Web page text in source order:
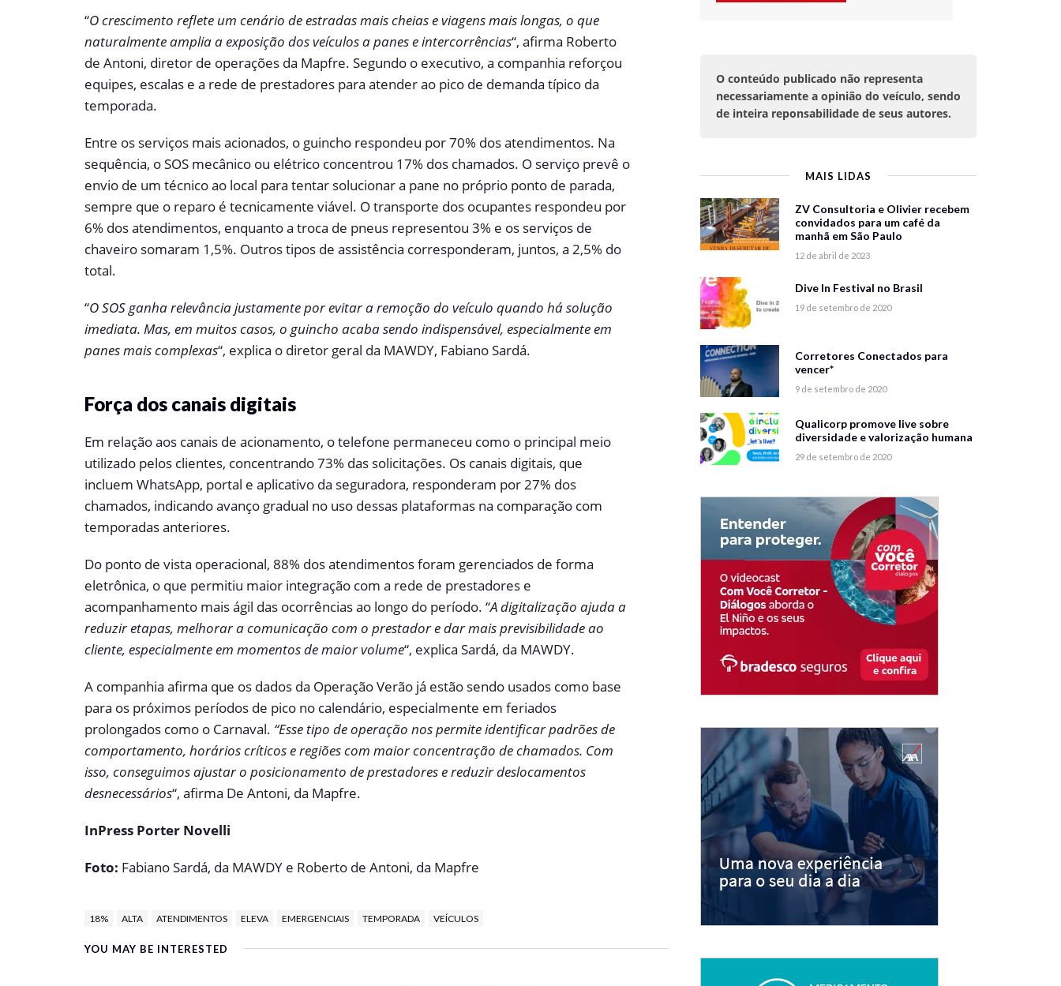
“O crescimento reflete um cenário de estradas mais cheias e viagens mais longas, o que
naturalmente amplia a exposição dos veículos a panes e intercorrências“, afirma Roberto
de Antoni, diretor de operações da Mapfre. Segundo o executivo, a companhia reforçou
equipes, escalas e a rede de prestadores para atender ao pico de demanda típico da
temporada.
Entre os serviços mais acionados, o guincho respondeu por 70% dos atendimentos. Na
sequência, o SOS mecânico ou elétrico concentrou 17% dos chamados. O serviço prevê o
envio de um técnico ao local para tentar solucionar a pane no próprio ponto de parada,
sempre que o reparo é tecnicamente viável. O transporte dos ocupantes respondeu por
6% dos atendimentos, enquanto a troca de pneus representou 3% e os serviços de
chaveiro somaram 1,5%. Outros tipos de assistência corresponderam, juntos, a 2,5% do
total.
“O SOS ganha relevância justamente por evitar a remoção do veículo quando há solução
imediata. Mas, em muitos casos, o guincho acaba sendo indispensável, especialmente em
panes mais complexas“, explica o diretor geral da MAWDY, Fabiano Sardá.
Força dos canais digitais
Em relação aos canais de acionamento, o telefone permaneceu como o principal meio
utilizado pelos clientes, concentrando 73% das solicitações. Os canais digitais, que
incluem WhatsApp, portal e aplicativo da seguradora, responderam por 27% dos
chamados, indicando avanço gradual no uso dessas plataformas na comparação com
temporadas anteriores.
Do ponto de vista operacional, 88% dos atendimentos foram gerenciados de forma
eletrônica, o que permitiu maior integração com a rede de prestadores e
acompanhamento mais ágil das ocorrências ao longo do período. “A digitalização ajuda a
reduzir etapas, melhorar a comunicação com o prestador e dar mais previsibilidade ao
cliente, especialmente em momentos de maior volume“, explica Sardá, da MAWDY.
A companhia afirma que os dados da Operação Verão já estão sendo usados como base
para os próximos períodos de pico no calendário, especialmente em feriados
prolongados como o Carnaval. “Esse tipo de operação nos permite identificar padrões de
comportamento, horários críticos e regiões com maior concentração de chamados. Com
isso, conseguimos ajustar o posicionamento de prestadores e reduzir deslocamentos
desnecessários“, afirma De Antoni, da Mapfre.
InPress Porter Novelli
Foto: Fabiano Sardá, da MAWDY e Roberto de Antoni, da Mapfre
18% ALTA ATENDIMENTOS ELEVA EMERGENCIAIS TEMPORADA VEÍCULOS
YOU MAY BE INTERESTED
O conteúdo publicado não representa
necessariamente a opinião do veículo, sendo
de inteira reponsabilidade de seus autores.
MAIS LIDAS
ZV Consultoria e Olivier recebem
convidados para um café da
manhã em São Paulo
12 de abril de 2023
Dive In Festival no Brasil
19 de setembro de 2020
Corretores Conectados para
vencer*
9 de setembro de 2020
Qualicorp promove live sobre
diversidade e valorização humana
29 de setembro de 2020